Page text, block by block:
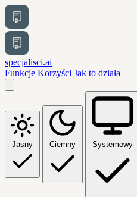
specjalisci.ai
Funkcje Korzyści Jak to działa
Jasny Ciemny Systemowy